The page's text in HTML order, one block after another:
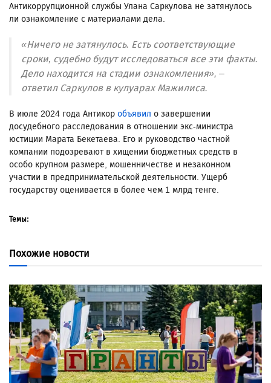
Антикоррупционной службы Улана Саркулова не затянулось
ли ознакомление с материалами дела.
«Ничего не затянулось. Есть соответствующие
сроки, судебно будут исследоваться все эти факты.
Дело находится на стадии ознакомления», –
ответил Саркулов в кулуарах Мажилиса.
В июле 2024 года Антикор объявил о завершении
досудебного расследования в отношении экс-министра
юстиции Марата Бекетаева. Его и руководство частной
компании подозревают в хищении бюджетных средств в
особо крупном размере, мошенничестве и незаконном
участии в предпринимательской деятельности. Ущерб
государству оценивается в более чем 1 млрд тенге.
Темы:
Похожие новости